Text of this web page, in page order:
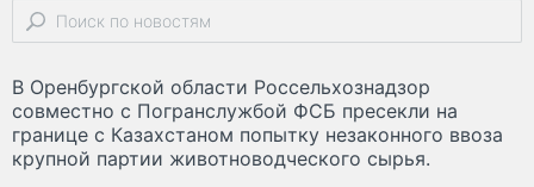
В Оренбургской области Россельхознадзор
совместно с Погранслужбой ФСБ пресекли на
границе с Казахстаном попытку незаконного ввоза
крупной партии животноводческого сырья.